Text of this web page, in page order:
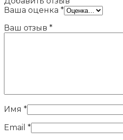
Ваша оценка *
Ваш отзыв *
Имя *
Email *